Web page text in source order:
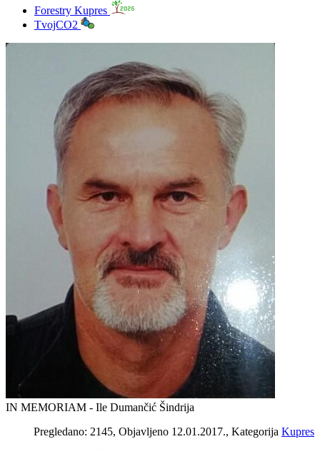
Forestry Kupres
TvojCO2
IN MEMORIAM - Ile Dumančić Šindrija
Pregledano: 2145, Objavljeno 12.01.2017., Kategorija Kupres